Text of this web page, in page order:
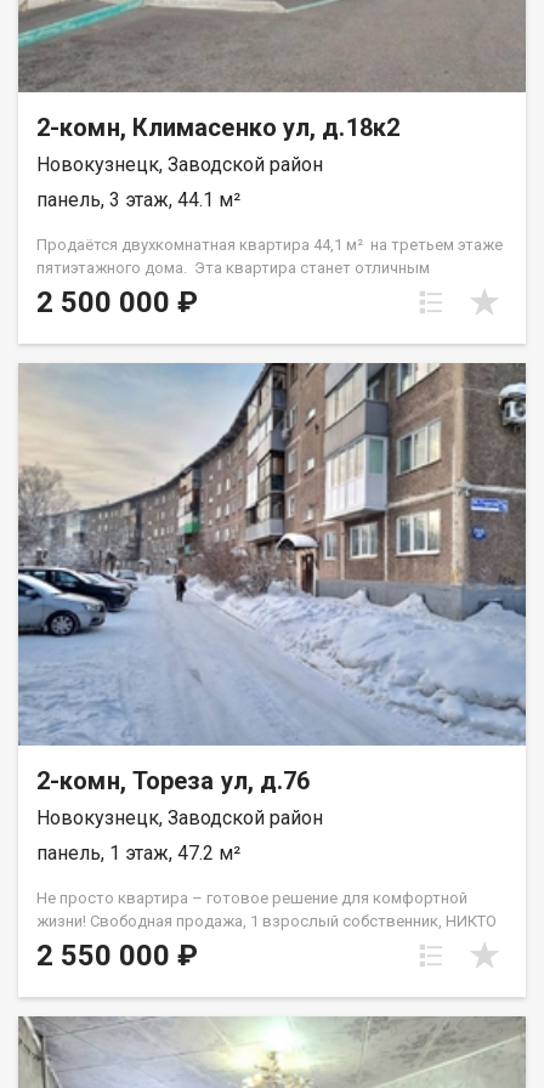
прекрасной квартиры! Свяжитесь с нами прямо сейчас и
запланируйте просмотр объекта. Уверены, что это
предложение вас заинтересует! Назовите при звонке данный
номер объявления - 541737 Номер объекта: 541737. Анжелика
2-комн, Климасенко ул, д.18к2
Новокузнецк, Заводской район
панель, 3 этаж, 44.1 м²
Продаётся двухкомнатная квартира 44,1 м² на третьем этаже
пятиэтажного дома. Эта квартира станет отличным
стартовым трамплином для молодых людей, которые ценят
самостоятельность и хотят получить собственное жильё без
мебель остаётся новым владельцам, что существенно
экономит бюджет на первых порах и позволяет сразу же
начать обживаться. Для семей с детьми предусмотрена
идеальная логистика: рядом работают сразу три детских сада
— №207, №63 и №128, школа № 22 ,так что выбрать
подходящее учреждение не составит труда. Один взрослый
собственник. Документы готовы к сделке! Приглашаем на
просмотр Назовите при звонке данный номер объявления -
542619 Номер объекта: 542619. Анжелика
2 500 000 ₽
2-комн, Тореза ул, д.76
Новокузнецк, Заводской район
панель, 1 этаж, 47.2 м²
Не просто квартира – готовое решение для комфортной
жизни! Свободная продажа, 1 взрослый собственник, НИКТО
не живет и не прописан. Ключи у риелтора – смотрим в любое
время! Для кого эта квартира? ВЫБЕРИТЕ СВОЙ ПЛЮС: 1. Для
детские сады №169 и №83 – не нужно никуда везти утром!
Школа №18 и Лицей №35 – буквально в шаговой доступности.
Дети пойдут сами! Детская поликлиника №8 – всего 5 минут
на машине. Здоровье ребенка под контролем. Комнаты на
2 550 000 ₽